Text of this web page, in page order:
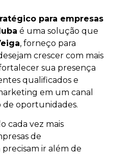
para empresas
é uma solução que
, forneço para
crescer com mais
sua presença
qualificados e
em um canal
de oportunidades.
cada vez mais
de
precisam ir além de